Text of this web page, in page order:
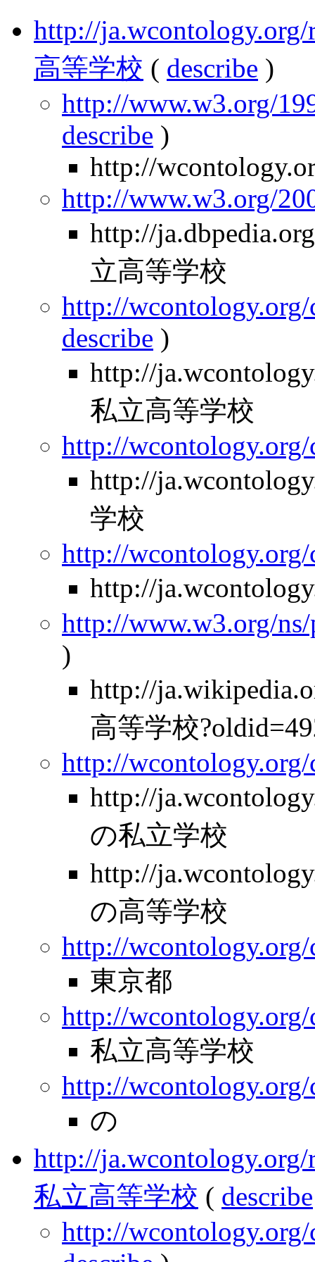
http://
高等学校 ( describe )
http://www.w3.org/
describe )
http://
http://www.w3.org/
http://
立高等学校
http://
describe )
http://
私立高等学校
http://
http://
学校
http://wcontology.org/
http://
http://www.w3.org/
)
http://
高等学校
http://wcontology.org/
http://
の私立学校
http://
の高等学校
http://
東京都
http://
私立高等学校
http://wcontology.org/
の
http://
私立高等学校 ( describe
http://